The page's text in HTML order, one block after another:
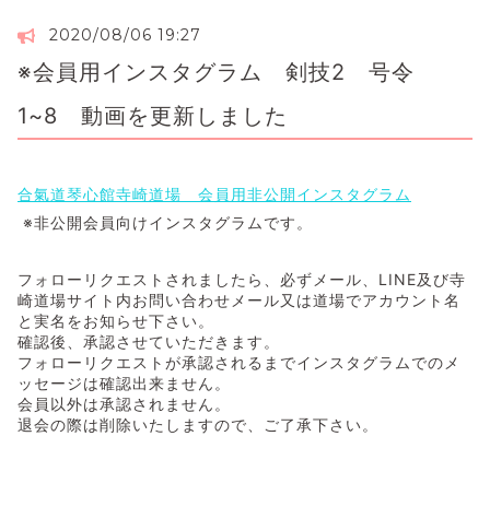
2020/08/06 19:27
※会員用インスタグラム 剣技2 号令
1~8 動画を更新しました
合氣道琴心館寺崎道場 会員用非公開インスタグラム
※非公開会員向けインスタグラムです。
フォローリクエストされましたら、必ずメール、LINE及び寺
崎道場サイト内お問い合わせメール又は道場でアカウント名
と実名をお知らせ下さい。
確認後、承認させていただきます。
フォローリクエストが承認されるまでインスタグラムでのメ
ッセージは確認出来ません。
会員以外は承認されません。
退会の際は削除いたしますので、ご了承下さい。